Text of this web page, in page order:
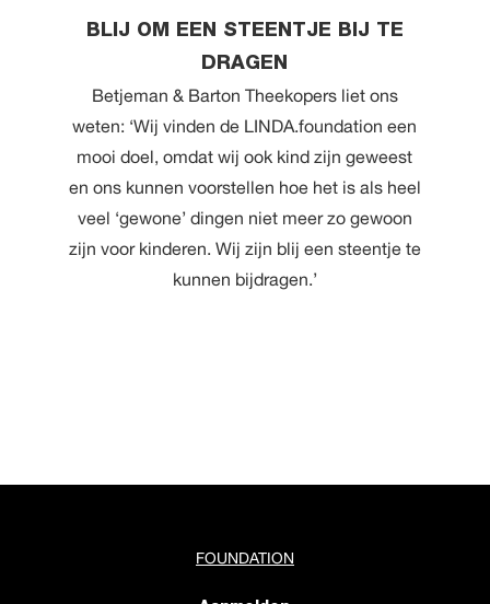
BLIJ OM EEN STEENTJE BIJ TE
DRAGEN
Betjeman & Barton Theekopers liet ons
weten: ‘Wij vinden de LINDA.foundation een
mooi doel, omdat wij ook kind zijn geweest
en ons kunnen voorstellen hoe het is als heel
veel ‘gewone’ dingen niet meer zo gewoon
zijn voor kinderen. Wij zijn blij een steentje te
kunnen bijdragen.’
FOUNDATION